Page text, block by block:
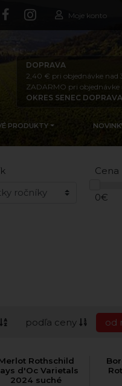
Moje konto
DOPRAVA
2,40 € pri objednávke
ZADARMO pri
OKRES SENEC
PRODUKTY
Cena
0€
podľa ceny od
Rothschild
d'Oc Varietals
2024 suché